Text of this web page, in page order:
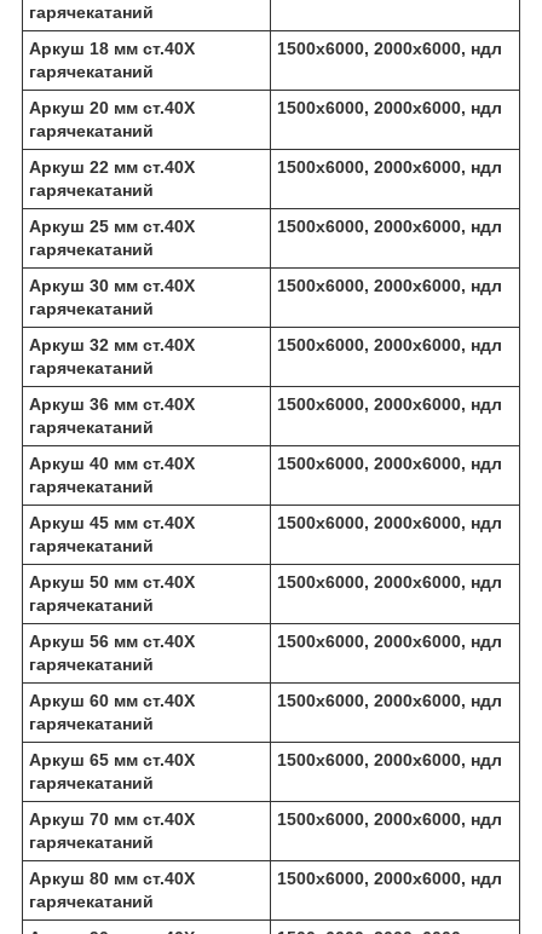
гарячекатаний
Аркуш 18 мм ст.40Х
гарячекатаний
1500х6000, 2000х6000, ндл
Аркуш 20 мм ст.40Х
гарячекатаний
1500х6000, 2000х6000, ндл
Аркуш 22 мм ст.40Х
гарячекатаний
1500х6000, 2000х6000, ндл
Аркуш 25 мм ст.40Х
гарячекатаний
1500х6000, 2000х6000, ндл
Аркуш 30 мм ст.40Х
гарячекатаний
1500х6000, 2000х6000, ндл
Аркуш 32 мм ст.40Х
гарячекатаний
1500х6000, 2000х6000, ндл
Аркуш 36 мм ст.40Х
гарячекатаний
1500х6000, 2000х6000, ндл
Аркуш 40 мм ст.40Х
гарячекатаний
1500х6000, 2000х6000, ндл
Аркуш 45 мм ст.40Х
гарячекатаний
1500х6000, 2000х6000, ндл
Аркуш 50 мм ст.40Х
гарячекатаний
1500х6000, 2000х6000, ндл
Аркуш 56 мм ст.40Х
гарячекатаний
1500х6000, 2000х6000, ндл
Аркуш 60 мм ст.40Х
гарячекатаний
1500х6000, 2000х6000, ндл
Аркуш 65 мм ст.40Х
гарячекатаний
1500х6000, 2000х6000, ндл
Аркуш 70 мм ст.40Х
гарячекатаний
1500х6000, 2000х6000, ндл
Аркуш 80 мм ст.40Х
гарячекатаний
1500х6000, 2000х6000, ндл